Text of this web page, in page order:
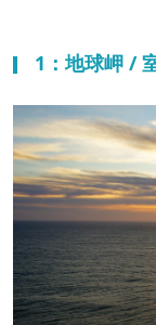
1：地球岬 /